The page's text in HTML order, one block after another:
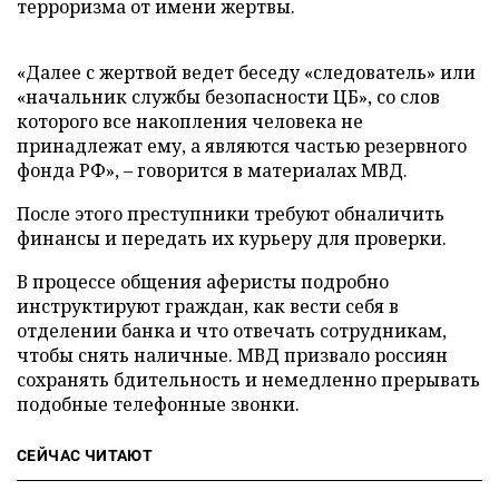
терроризма от имени жертвы.
«Далее с жертвой ведет беседу «следователь» или
«начальник службы безопасности ЦБ», со слов
которого все накопления человека не
принадлежат ему, а являются частью резервного
фонда РФ», – говорится в материалах МВД.
После этого преступники требуют обналичить
финансы и передать их курьеру для проверки.
В процессе общения аферисты подробно
инструктируют граждан, как вести себя в
отделении банка и что отвечать сотрудникам,
чтобы снять наличные. МВД призвало россиян
сохранять бдительность и немедленно прерывать
подобные телефонные звонки.
СЕЙЧАС ЧИТАЮТ